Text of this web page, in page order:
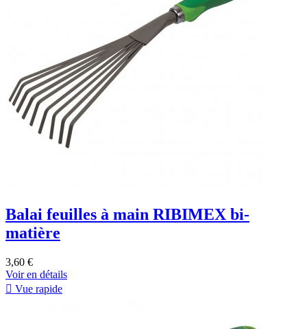
Balai feuilles à main RIBIMEX bi-
matière
3,60 €
Voir en détails
 Vue rapide